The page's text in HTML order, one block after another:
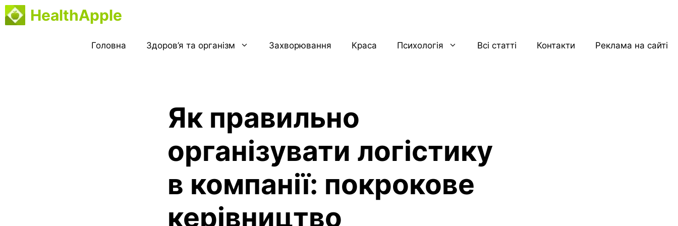
Перейти
до
HealthApple
Головна Здоров’я та організм Захворювання Краса Психологія Всі статті Контакти Реклама на сайті
Як правильно
організувати логістику
в компанії: покрокове
керівництво